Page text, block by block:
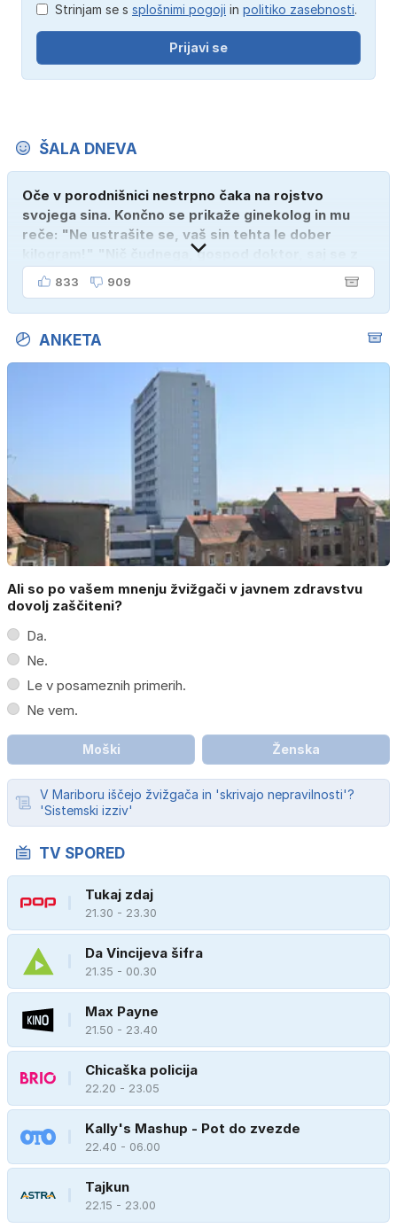
Strinjam se s splošnimi pogoji in politiko zasebnosti.
Prijavi se
ŠALA DNEVA
Oče v porodnišnici nestrpno čaka na rojstvo
svojega sina. Končno se prikaže ginekolog in mu
reče: "Ne ustrašite se, vaš sin tehta le dober
kilogram!" "Nič čudnega, gospod doktor, saj se z
ženo poznava šele tri mesece."
833 909
ANKETA
Ali so po vašem mnenju žvižgači v javnem zdravstvu
dovolj zaščiteni?
Da.
Ne.
Le v posameznih primerih.
Ne vem.
Moški Ženska
V Mariboru iščejo žvižgača in 'skrivajo nepravilnosti'?
'Sistemski izziv'
TV SPORED
Tukaj zdaj
21.30 - 23.30
Da Vincijeva šifra
21.35 - 00.30
Max Payne
21.50 - 23.40
Chicaška policija
22.20 - 23.05
Kally's Mashup - Pot do zvezde
22.40 - 06.00
Tajkun
22.15 - 23.00